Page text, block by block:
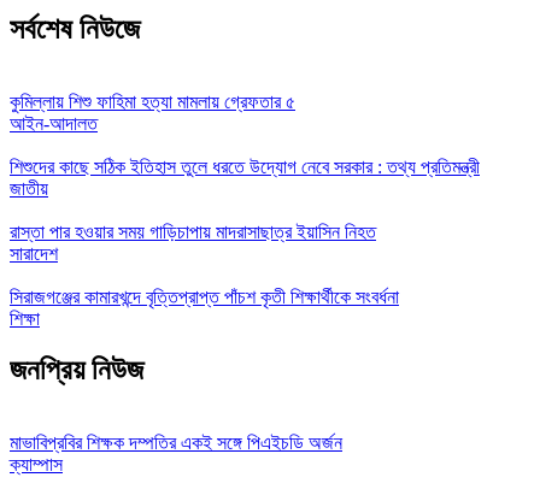
সর্বশেষ নিউজে
কুমিল্লায় শিশু ফাহিমা হত্যা মামলায় গ্রেফতার ৫
আইন-আদালত
শিশুদের কাছে সঠিক ইতিহাস তুলে ধরতে উদ্যোগ নেবে সরকার : তথ্য প্রতিমন্ত্রী
জাতীয়
রাস্তা পার হওয়ার সময় গাড়িচাপায় মাদরাসাছাত্র ইয়াসিন নিহত
সারাদেশ
সিরাজগঞ্জের কামারখন্দে বৃত্তিপ্রাপ্ত পাঁচশ কৃতী শিক্ষার্থীকে সংবর্ধনা
শিক্ষা
জনপ্রিয় নিউজ
মাভাবিপ্রবির শিক্ষক দম্পতির একই সঙ্গে পিএইচডি অর্জন
ক্যাম্পাস